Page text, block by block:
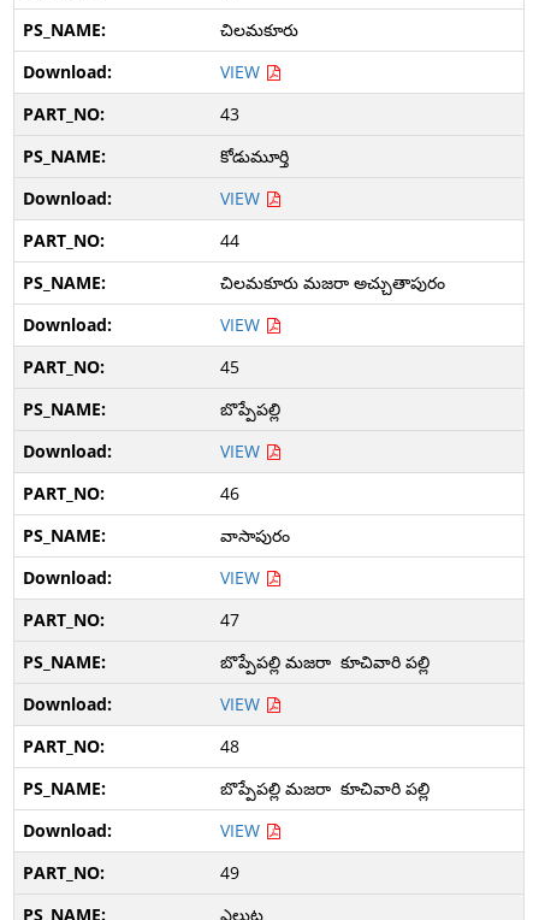
చిలమకూరు
VIEW
43
కోడుమూర్తి
VIEW
44
చిలమకూరు మజరా అచ్చుతాపురం
VIEW
45
బొప్పేపల్లి
VIEW
46
వాసాపురం
VIEW
47
బొప్పేపల్లి మజరా కూచివారి పల్లి
VIEW
48
బొప్పేపల్లి మజరా కూచివారి పల్లి
VIEW
49
ఎల్లుట్ల